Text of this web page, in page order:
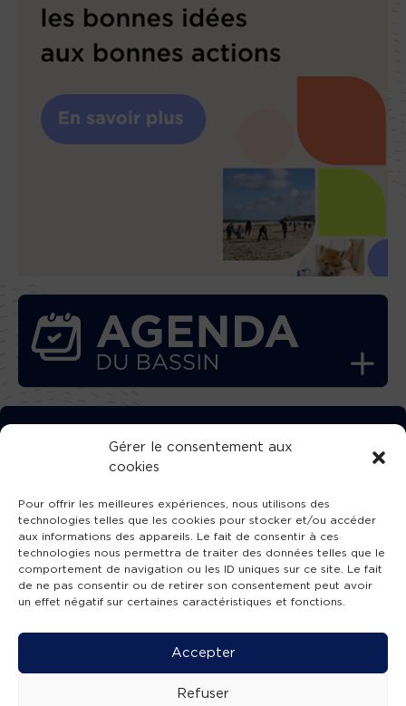
Gérer le consentement aux
cookies
Pour offrir les meilleures expériences, nous utilisons des
technologies telles que les cookies pour stocker et/ou accéder
aux informations des appareils. Le fait de consentir à ces
technologies nous permettra de traiter des données telles que le
comportement de navigation ou les ID uniques sur ce site. Le fait
de ne pas consentir ou de retirer son consentement peut avoir
un effet négatif sur certaines caractéristiques et fonctions.
Accepter
Refuser
TÉLÉCHARGEZ GRATUITEMENT
L’APPLICATION TVBA !
SUIVEZ-NOUS !
Mentions légales -Accessibilité